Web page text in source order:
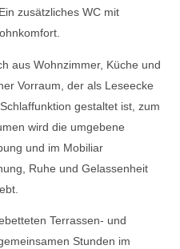
zusätzliches WC mit
aus Wohnzimmer, Küche und
Vorraum, der als Leseecke
gestaltet ist, zum
wird die umgebene
und im Mobiliar
Ruhe und Gelassenheit
Terrassen- und
Stunden im